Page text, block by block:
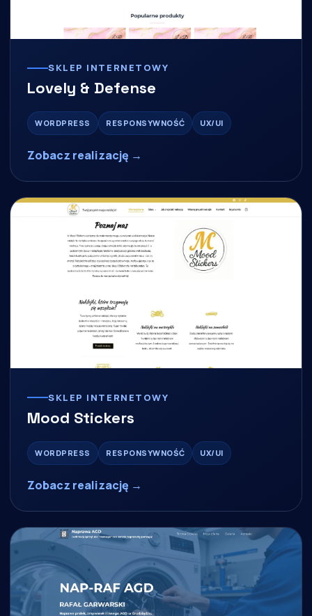
SKLEP INTERNETOWY
Lovely & Defense
WORDPRESS RESPONSYWNOŚĆ UX/UI
Zobacz realizację →
SKLEP INTERNETOWY
Mood Stickers
WORDPRESS RESPONSYWNOŚĆ UX/UI
Zobacz realizację →